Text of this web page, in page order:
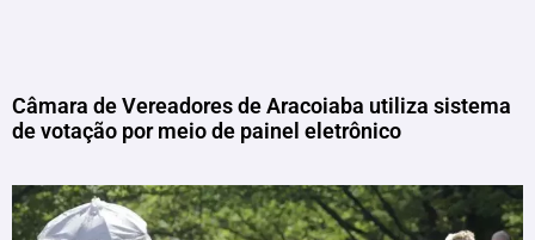
Câmara de Vereadores de Aracoiaba utiliza sistema
de votação por meio de painel eletrônico